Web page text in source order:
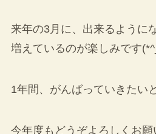
来年の3月に、出来るように
増えているのが楽しみです
1年間、がんばっていきたい
今年度もどうぞよろしくお